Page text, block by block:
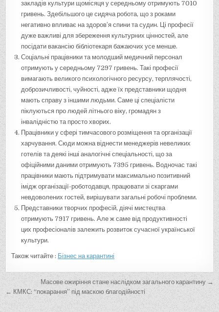
закладів культури щомісяця у середньому отримують 7010
гривень. Здебільшого це сидяча робота, що з роками
негативно впливає на здоров’я спини та судин. Ці професії
дуже важливі для збереження культурних цінностей, але
посідати вакансію бібліотекаря бажаючих усе менше.
Соціальні працівники та молодший медичний персонал
отримують у середньому 7297 гривень. Такі професії
вимагають великого психологічного ресурсу, терплячості,
доброзичливості, чуйності, адже їх представники щодня
мають справу з іншими людьми. Саме ці спеціалісти
піклуються про людей літнього віку, громадян з
інвалідністю та просто хворих.
Працівники у сфері тимчасового розміщення та організації
харчування. Сюди можна віднести менеджерів невеликих
готелів та деякі інші аналогічні спеціальності, що за
офіційними даними отримують 7395 гривень. Водночас такі
працівники мають підтримувати максимально позитивний
імідж організації-роботодавця, працювати зі скаргами
невдоволених гостей, вирішувати загальні робочі проблеми.
Представники творчих професій, діячі мистецтва
отримують 7917 гривень. Але ж саме від продуктивності
цих професіоналів залежить розвиток сучасної української
культури.
Також читайте : Бізнес на карантині
Н
а
Масове ожиріння стане наслідком загального карантину →
← КМКС: “покарання” під маскою благодійності